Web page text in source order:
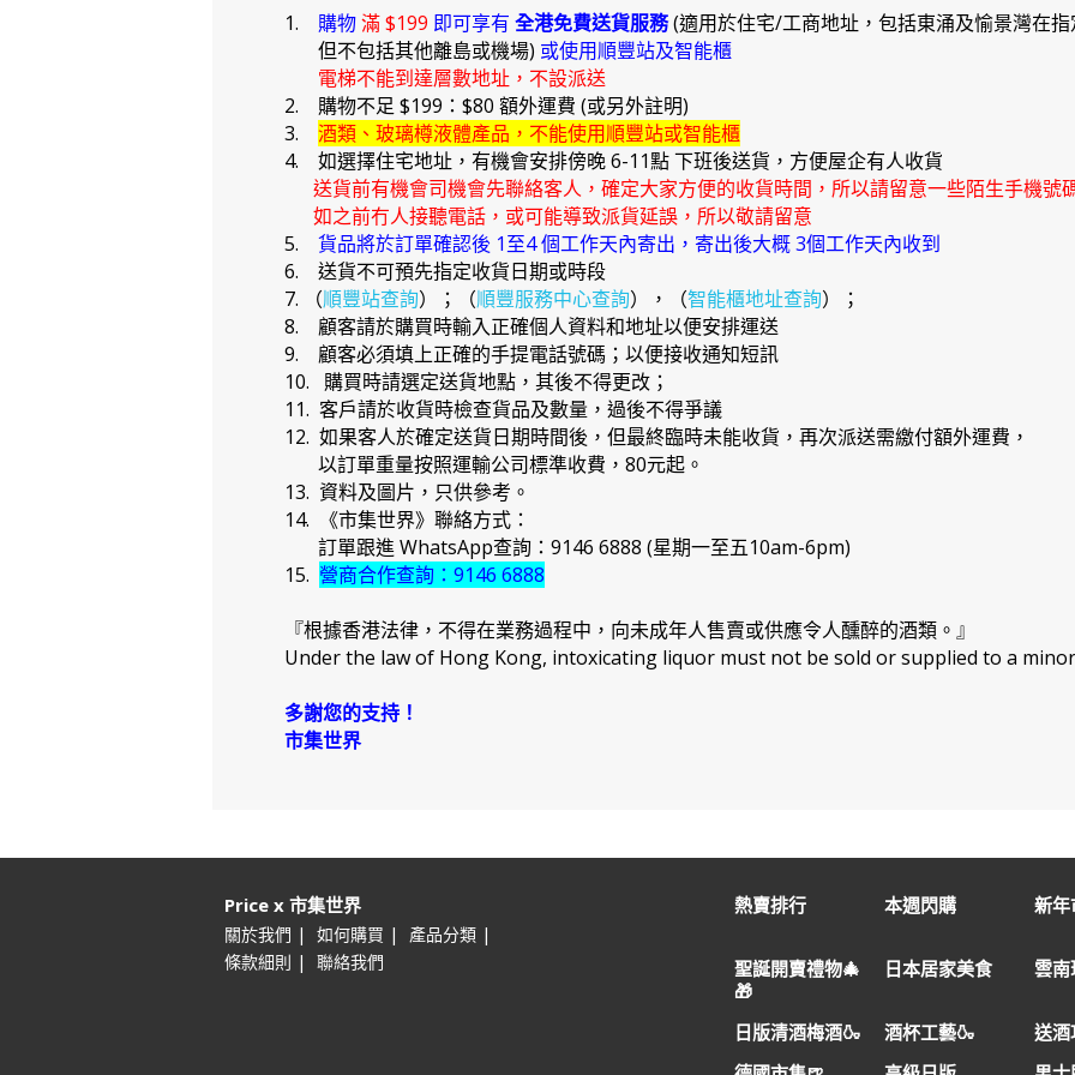
1. 購物滿 $199 即可享有 全港免費送貨服務(適用於住宅/工商地址，包括東涌及愉景灣在指
但不包括其他離島或機場) 或使用順豐站及智能櫃
電梯不能到達層數地址，不設派送
2. 購物不足 $199：$80 額外運費 (或另外註明)
3. 酒類、玻璃樽液體產品，不能使用順豐站或智能櫃
4. 如選擇住宅地址，有機會安排傍晚 6-11點 下班後送貨，方便屋企有人收貨
送貨前有機會司機會先聯絡客人，確定大家方便的收貨時間，所以請留意一些陌生手機號
如之前冇人接聽電話，或可能導致派貨延誤，所以敬請留意
5. 貨品將於訂單確認後 1至4 個工作天內寄出，寄出後大概 3個工作天內收到
6. 送貨不可預先指定收貨日期或時段
7. （順豐站查詢）；（順豐服務中心查詢），（智能櫃地址查詢）；
8. 顧客請於購買時輸入正確個人資料和地址以便安排運送
9. 顧客必須填上正確的手提電話號碼；以便接收通知短訊
10. 購買時請選定送貨地點，其後不得更改；
11. 客戶請於收貨時檢查貨品及數量，過後不得爭議
12. 如果客人於確定送貨日期時間後，但最終臨時未能收貨，再次派送需繳付額外運費，
以訂單重量按照運輸公司標準收費，80元起。
13. 資料及圖片，只供參考。
14. 《市集世界》聯絡方式：
訂單跟進 WhatsApp查詢：9146 6888 (星期一至五10am-6pm)
15. 營商合作查詢：9146 6888
『根據香港法律，不得在業務過程中，向未成年人售賣或供應令人醺醉的酒類。』
Under the law of Hong Kong, intoxicating liquor must not be sold or supplied to a
多謝您的支持！
市集世界
Price x 市集世界
關於我們 | 如何購買 | 產品分類 |
條款細則 | 聯絡我們
熱賣排行 本週閃購 新年
聖誕開賣禮物🎄
🎁
日本居家美食 雲南
日版清酒梅酒🍶 酒杯工藝🍶 送酒